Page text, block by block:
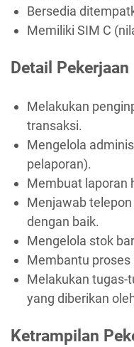
Bersedia
Memiliki SIM C
Detail Pekerjaan
Melakukan
transaksi.
Mengelola
pelaporan).
Membuat laporan
Menjawab
dengan baik.
Mengelola stok
Membantu proses
Melakukan tugas-
yang diberikan
Ketrampilan